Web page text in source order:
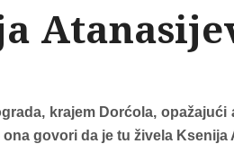
krajem Dorćola,
govori da je tu živela Ksenija